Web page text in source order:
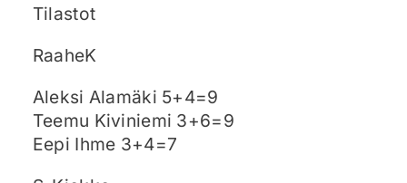
Tilastot
RaaheK
Aleksi Alamäki 5+4=9
Teemu Kiviniemi 3+6=9
Eepi Ihme 3+4=7